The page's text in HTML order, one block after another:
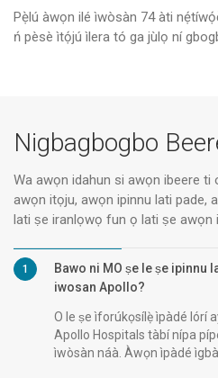
Pẹ̀lú àwọn ilé ìwòsàn 74 àti
ń pèsè ìtọ́jú ìlera tó ga jùlọ ní
Ilu Ilera ti Awọn ile-iwosan
Arilova, Vizag
Nigbagbogbo
Wa awọn idahun si awọn ibeere ti
awọn itọju, awọn ipinnu lati pade,
lati ṣe iranlọwọ fun ọ lati ṣe awọn
1
Bawo ni MO ṣe le ṣe ipinnu
iwosan Apollo?
O le ṣe ìforúkọsílẹ̀ ìpàdé lórí
Apollo Hospitals tàbí nípa
ìwòsàn náà. Àwọn ìpàdé